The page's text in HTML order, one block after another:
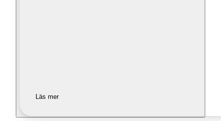
Läs mer